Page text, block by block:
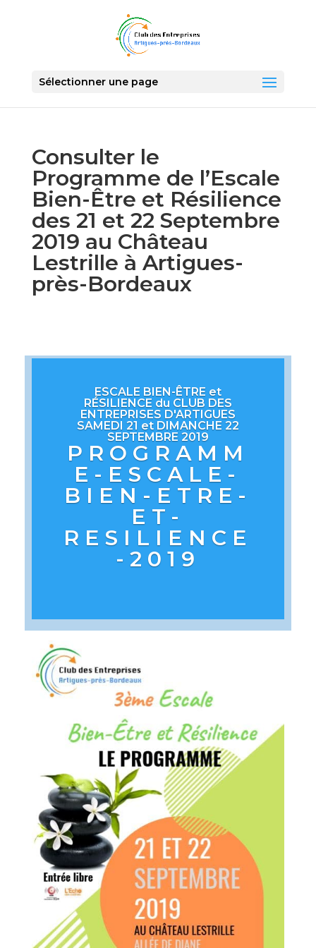
Sélectionner une page
Consulter le
Programme de l’Escale
Bien-Être et Résilience
des 21 et 22 Septembre
2019 au Château
Lestrille à Artigues-
près-Bordeaux
ESCALE BIEN-ÊTRE et
RÉSILIENCE du CLUB DES
ENTREPRISES D'ARTIGUES
SAMEDI 21 et DIMANCHE 22
SEPTEMBRE 2019
PROGRAMM
E-ESCALE-
BIEN-ETRE-
ET-
RESILIENCE
-2019